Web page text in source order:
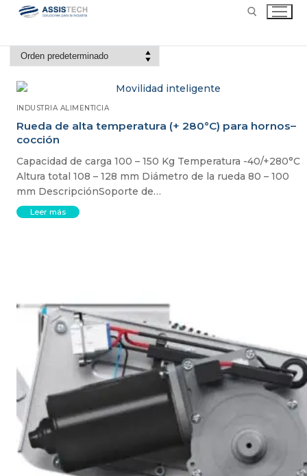
INDUSTRIA ALIMENTICIA
Rueda de alta temperatura (+ 280°C) para hornos–
cocción
Capacidad de carga 100 – 150 Kg Temperatura -40/+280°C
Altura total 108 – 128 mm Diámetro de la rueda 80 – 100
mm DescripciónSoporte de…
Leer más